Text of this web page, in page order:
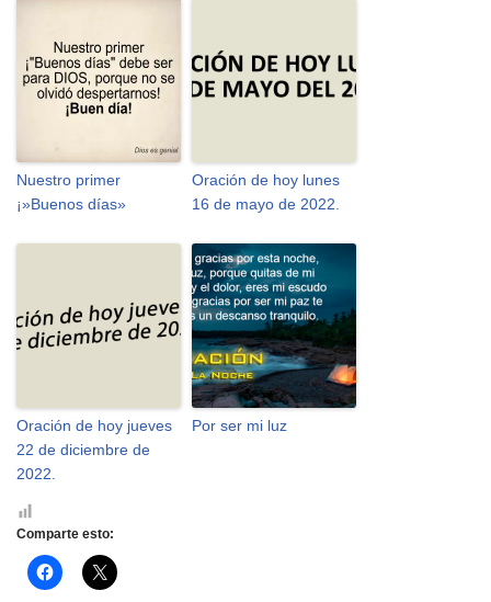
Nuestro primer
¡»Buenos días»
Oración de hoy lunes
16 de mayo de 2022.
Oración de hoy jueves
22 de diciembre de
2022.
Por ser mi luz
Comparte esto:
H
a
H
a